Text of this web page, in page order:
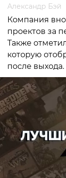
Александр Бэй
Компания
проектов за
Также
которую
после выхода.